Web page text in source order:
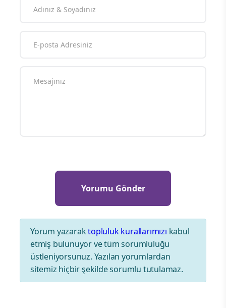
Yorum yazaraktopluluk kurallarımızı kabul
etmiş bulunuyor ve tüm sorumluluğu
üstleniyorsunuz. Yazılan yorumlardan
sitemiz hiçbir şekilde sorumlu tutulamaz.